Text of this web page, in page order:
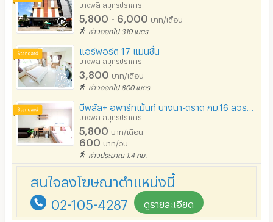
มีระบบรักษาความปลอดภัย (สแกนลายนิ้วมือ)
กล้องวงจรปิด (CCTV)
รปภ.
ร้านขายอาหาร
ร้านค้า สะดวกซื้อ
ร้านซัก-รีด / มีบริการเครื่องซักผ้า
ร้านทำผม-เสริมสวย
สถานี charge รถไฟฟ้า
บางพลี สมุทรปราการ
5,800 - 6,000 บาท/เดือน
ห่างออกไป 310 เมตร
แอร์พอร์ต 17 แมนชั่น
บางพลี สมุทรปราการ
3,800 บาท/เดือน
ห่างออกไป 800 เมตร
บางพลี สมุทรปราการ
5,800 บาท/เดือน
600 บาท/วัน
ห่างประมาณ 1.4 กม.
สนใจลงโฆษณาตำแหน่งนี้
02-105-4287 ดูรายละเอียด